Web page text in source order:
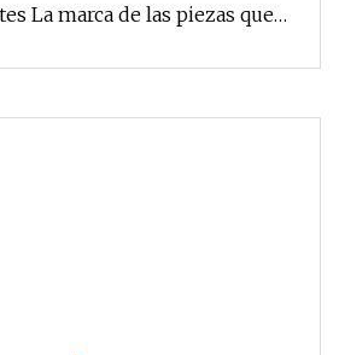
La marca de las piezas que